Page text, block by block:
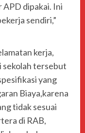
APD dipakai. Ini
sendiri,”
kerja,
sekolah tersebut
yang
Biaya,karena
tidak sesuai
di RAB,